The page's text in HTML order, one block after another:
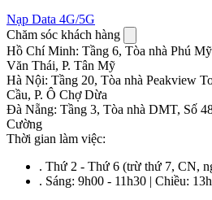
Nạp Data 4G/5G
Chăm sóc khách hàng
Hồ Chí Minh: Tầng 6, Tòa nhà Phú
Văn Thái, P. Tân Mỹ
Hà Nội: Tầng 20, Tòa nhà Peakview
Cầu, P. Ô Chợ Dừa
Đà Nẵng: Tầng 3, Tòa nhà DMT, Số
Cường
Thời gian làm việc:
. Thứ 2 - Thứ 6 (trừ thứ 7, CN,
. Sáng: 9h00 - 11h30 | Chiều: